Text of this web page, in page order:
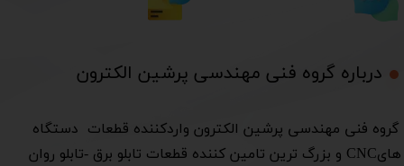
درباره گروه فنی مهندسی پرشین الکترون​​​​​​​
​گروه فنی مهندسی پرشین الکترون واردکننده قطعات دستگاه
هایCNC و بزرگ ترین تامین کننده قطعات تابلو برق -تابلو روان